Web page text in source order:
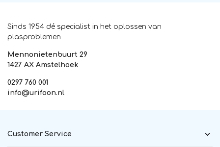
Sinds 1954 dé specialist in het oplossen van
plasproblemen
Mennonietenbuurt 29
1427 AX Amstelhoek
0297 760 001
info@urifoon.nl
Customer Service